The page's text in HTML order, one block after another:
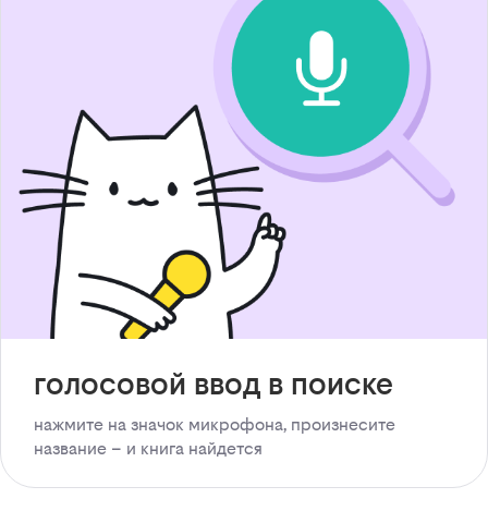
голосовой ввод в поиске
нажмите на значок микрофона, произнесите
название – и книга найдется